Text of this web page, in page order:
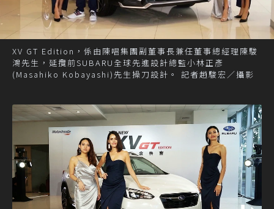
XV GT Edition，係由陳唱集團副董事長兼任董事總經理陳駿
鴻先生，延攬前SUBARU全球先進設計總監小林正彥
(Masahiko Kobayashi)先生操刀設計。 記者趙駿宏／攝影